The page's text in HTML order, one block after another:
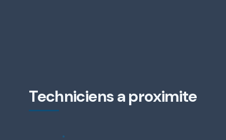
Techniciens a proximite